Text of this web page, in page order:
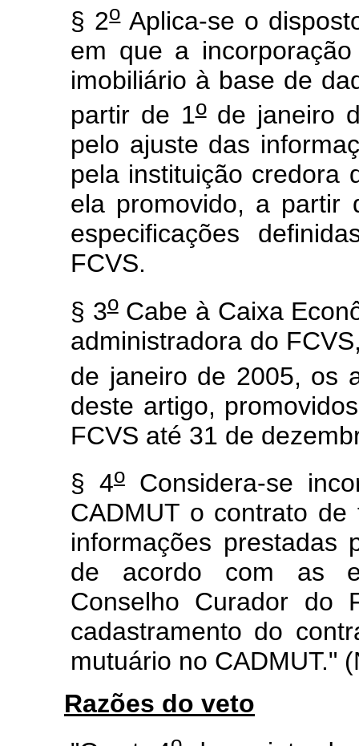
§ 2oAplica-se o
em que a
imobiliário à base de
partir de 1ode janeiro
pelo ajuste das
pela instituição credora
ela promovido, a partir
especificações
FCVS.
§ 3oCabe à Caixa
administradora do
de janeiro de 2005, os
deste artigo,
FCVS até 31 de
§ 4oConsidera-se
CADMUT o contrato de
informações prestadas
de acordo com as
Conselho Curador do
cadastramento do
mutuário no CADMUT."
Razões do veto